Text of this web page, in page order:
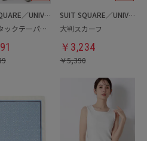
SUIT SQUARE／UNIVERSAL LANGUAGE／WHITE
春夏／タックテーパードパンツ
SUIT SQUARE／UNIVERSAL LANGUAGE／WHITE
大判スカーフ
￥ 3,234
￥5,390